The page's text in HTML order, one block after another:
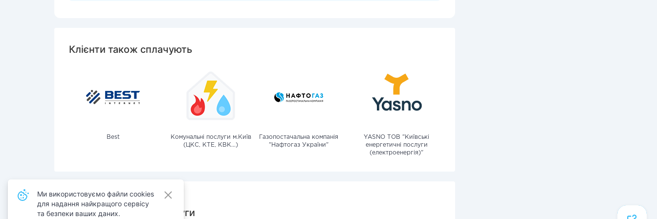
Клієнти також сплачують
Best
Комунальні послуги м.Київ
(ЦКС, КТЕ, КВК...)
Газопостачальна компанія
"Нафтогаз України"
YASNO ТОВ "Київські
енергетичні послуги
(електроенергія)"
Також сплачують послуги
Ми використовуємо файли cookies
для надання найкращого сервісу
та безпеки ваших даних.